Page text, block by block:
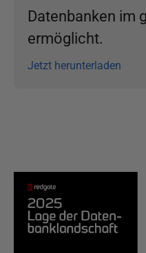
Datenbanken im
ermöglicht.
Jetzt herunterladen